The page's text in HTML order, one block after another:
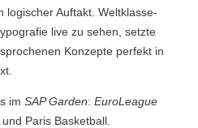
logischer Auftakt. Weltklasse-
live zu sehen, setzte
Konzepte perfekt in
im SAP Garden: EuroLeague
Paris Basketball.